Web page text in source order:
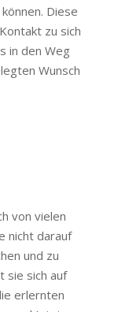
Diese
zu sich
in den Weg
Wunsch
von vielen
nicht darauf
und zu
sie sich auf
erlernten